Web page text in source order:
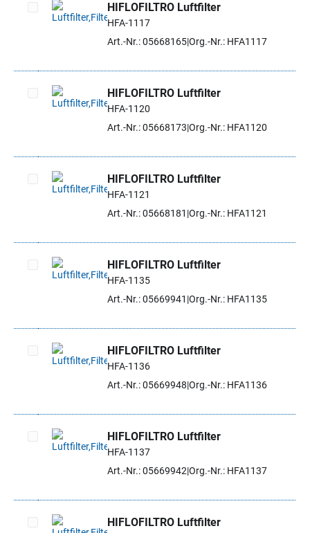
Artikel auswählen
HIFLOFILTRO Luftfilter
HFA-1117
Art.-Nr.: 05668165Org.-Nr.: HFA1117
Artikel auswählen
HIFLOFILTRO Luftfilter
HFA-1120
Art.-Nr.: 05668173 Org.-Nr.: HFA1120
Artikel auswählen
HIFLOFILTRO Luftfilter
HFA-1121
Art.-Nr.: 05668181 Org.-Nr.: HFA1121
Artikel auswählen
HIFLOFILTRO Luftfilter
HFA-1135
Art.-Nr.: 05669941 Org.-Nr.: HFA1135
Artikel auswählen
HIFLOFILTRO Luftfilter
HFA-1136
Art.-Nr.: 05669948 Org.-Nr.: HFA1136
Artikel auswählen
HIFLOFILTRO Luftfilter
HFA-1137
Art.-Nr.: 05669942 Org.-Nr.: HFA1137
HIFLOFILTRO Luftfilter